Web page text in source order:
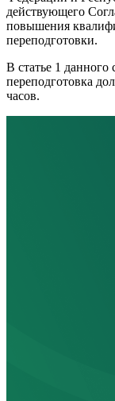
действующего
повышения
переподготовки.
В статье 1 данного
переподготовка
часов.